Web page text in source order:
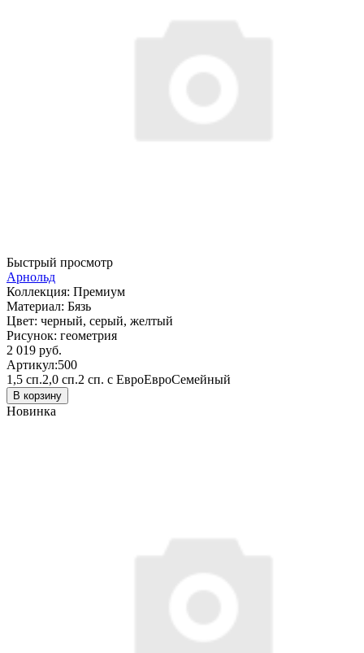
Быстрый просмотр
Арнольд
Коллекция: Премиум
Материал: Бязь
Цвет: черный, серый, желтый
Рисунок: геометрия
2 019 руб.
Артикул:500
1,5 сп.2,0 сп.2 сп. с ЕвроЕвроСемейный
В корзину
Новинка